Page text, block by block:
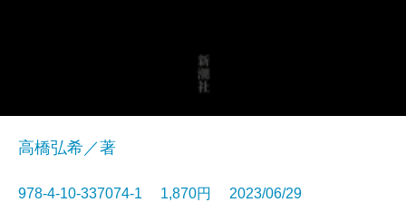
高橋弘希／著
978-4-10-337074-1 1,870円 2023/06/29